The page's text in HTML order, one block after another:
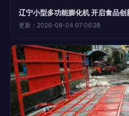
辽宁小型多功能膨化机 开启食品创
更新：2026-08-04 07:06:28